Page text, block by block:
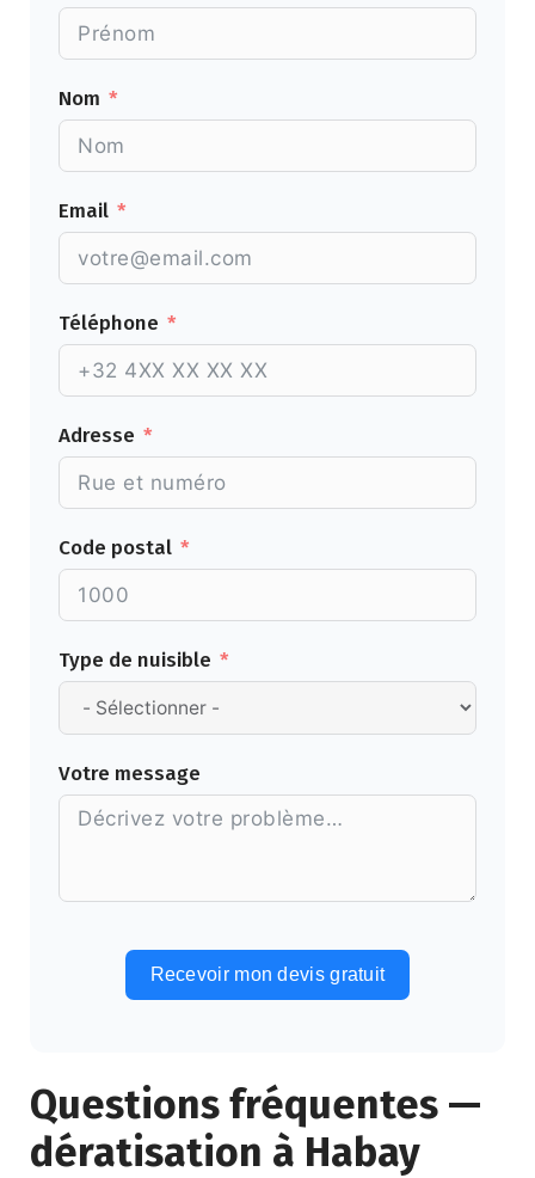
Nom
Email
Téléphone
Adresse
Code postal
Type de nuisible
Votre message
Recevoir mon devis gratuit
Questions fréquentes —
dératisation à Habay